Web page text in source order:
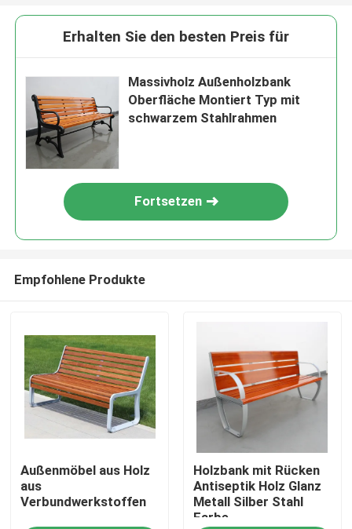
Erhalten Sie den besten Preis für
Massivholz Außenholzbank
Oberfläche Montiert Typ mit
schwarzem Stahlrahmen
Fortsetzen
Empfohlene Produkte
Außenmöbel aus Holz
aus
Verbundwerkstoffen
Holzbank mit Rücken
Antiseptik Holz Glanz
Metall Silber Stahl
Farbe